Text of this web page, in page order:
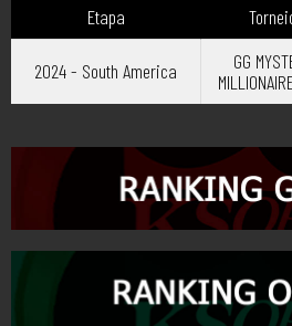
Etapa
2024 - South America
GG